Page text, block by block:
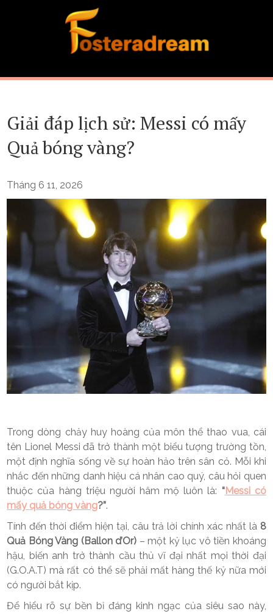
Giải đáp lịch sử: Messi có mấy
Quả bóng vàng?
Tháng 6 11, 2026
Trong dòng chảy huy hoàng của môn thể thao vua, cái
tên Lionel Messi đã trở thành một biểu tượng trường tồn,
một định nghĩa sống về sự hoàn hảo trên sân cỏ. Mỗi khi
nhắc đến những danh hiệu cá nhân cao quý, câu hỏi quen
thuộc của hàng triệu người hâm mộ luôn là: “Messi có
mấy quả bóng vàng?”.
Tính đến thời điểm hiện tại, câu trả lời chính xác nhất là 8
Quả Bóng Vàng (Ballon d’Or) – một kỷ lục vô tiền khoáng
hậu, biến anh trở thành cầu thủ vĩ đại nhất mọi thời đại
(G.O.A.T) mà rất có thể sẽ phải mất hàng thế kỷ nữa mới
có người bắt kịp.
Để hiểu rõ sự bền bỉ đáng kinh ngạc của siêu sao này,